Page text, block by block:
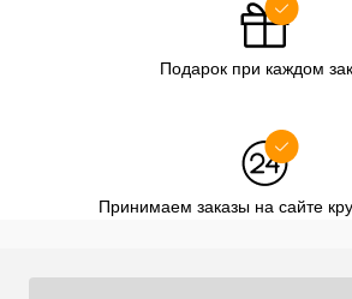
Подарок при каждом
Принимаем заказы на сайте